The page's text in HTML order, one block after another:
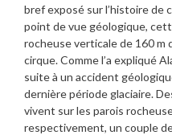
bref exposé sur l’histoire de
point de vue géologique,
rocheuse verticale de 160 m
cirque. Comme l’a expliqué
suite à un accident
dernière période glaciaire.
vivent sur les parois
respectivement, un couple